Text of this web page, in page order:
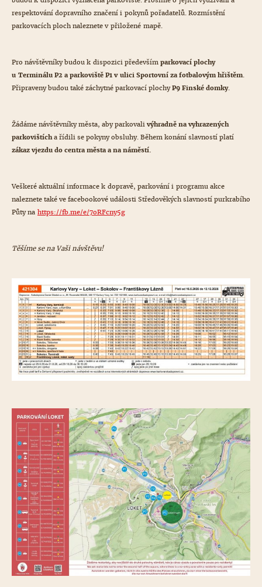
respektování dopravního značení i pokynů pořadatelů. Rozmístění
parkovacích ploch naleznete v přiložené mapě.
Pro návštěvníky budou k dispozici především parkovací plochy
u Terminálu P2 a parkoviště P1 v ulici Sportovní za fotbalovým hřištěm.
Připraveny budou také záchytné parkovací plochyP9 Finské domky.
Žádáme návštěvníky města, aby parkovali výhradně na vyhrazených
parkovištícha řídili se pokyny obsluhy. Během konání slavností platí
zákaz vjezdu do centra města a na náměstí.
Veškeré aktuální informace k dopravě, parkování i programu akce
naleznete také ve facebookové události Středověkých slavností purkrabího
Půty na https://fb.me/e/7oRFcny5g
Těšíme se na Vaši návštěvu!